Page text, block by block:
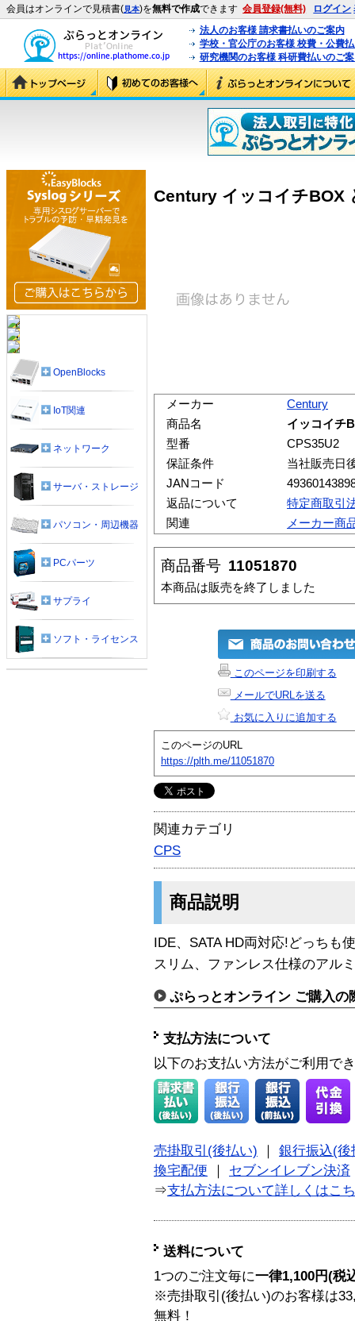
会員はオンラインで見積書(見本)を無料で作成できます 会員登録(無料) ログイン
法人のお客様 請求書払いのご案内
学校・官公庁のお客様 校費・公費
研究機関のお客様 科研費払いのご
Century イッコイチBOX
メーカー
Century
商品名
イッコイチ
型番
CPS35U2
保証条件
当社販売日
JANコード
返品について
特定商取引
関連
メーカー商
商品番号 11051870
本商品は販売を終了しました
このページを印刷する
メールでURLを送る
お気に入りに追加する
このページのURL
https://plth.me/11051870
関連カテゴリ
CPS
商品説明
IDE、SATA HD両対応!どっちも
スリム、ファンレス仕様のアル
ぷらっとオンライン ご購入の
支払方法について
以下のお支払い方法がご利用で
売掛取引(後払い)
銀行振込(後
換宅配便
セブンイレブン決済
⇒支払方法について詳しくはこ
送料について
1つのご注文毎に一律1,100円(税
※売掛取引(後払い)のお客様は
無料！
OpenBlocks
IoT関連
ネットワーク
サーバ・ストレージ
パソコン・周辺機器
PCパーツ
サプライ
ソフト・ライセンス